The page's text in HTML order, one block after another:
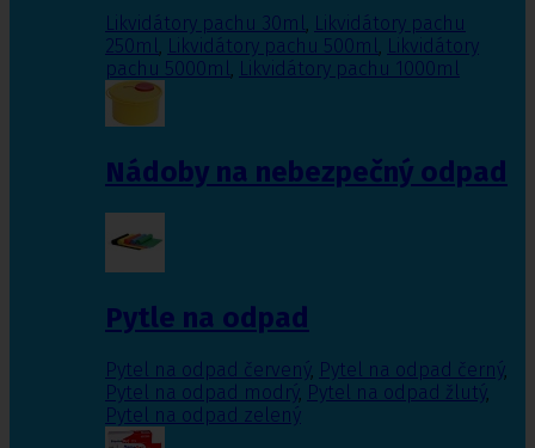
Likvidátory pachu 30ml, Likvidátory pachu
250ml, Likvidátory pachu 500ml, Likvidátory
pachu 5000ml, Likvidátory pachu 1000ml
Nádoby na nebezpečný odpad
Pytle na odpad
Pytel na odpad červený, Pytel na odpad černý,
Pytel na odpad modrý, Pytel na odpad žlutý,
Pytel na odpad zelený